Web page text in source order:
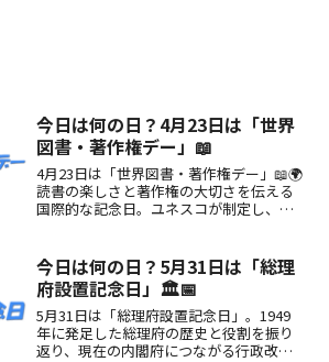
今日は何の日？4月23日は「世界
図書・著作権デー」📖
4月23日は「世界図書・著作権デー」📖🌍
読書の楽しさと著作権の大切さを伝える
国際的な記念日。ユネスコが制定し、本
今日は何の日？5月31日は「総理
府設置記念日」🏛️📅
5月31日は「総理府設置記念日」。1949
年に発足した総理府の歴史と役割を振り
返り、現在の内閣府につながる行政改革